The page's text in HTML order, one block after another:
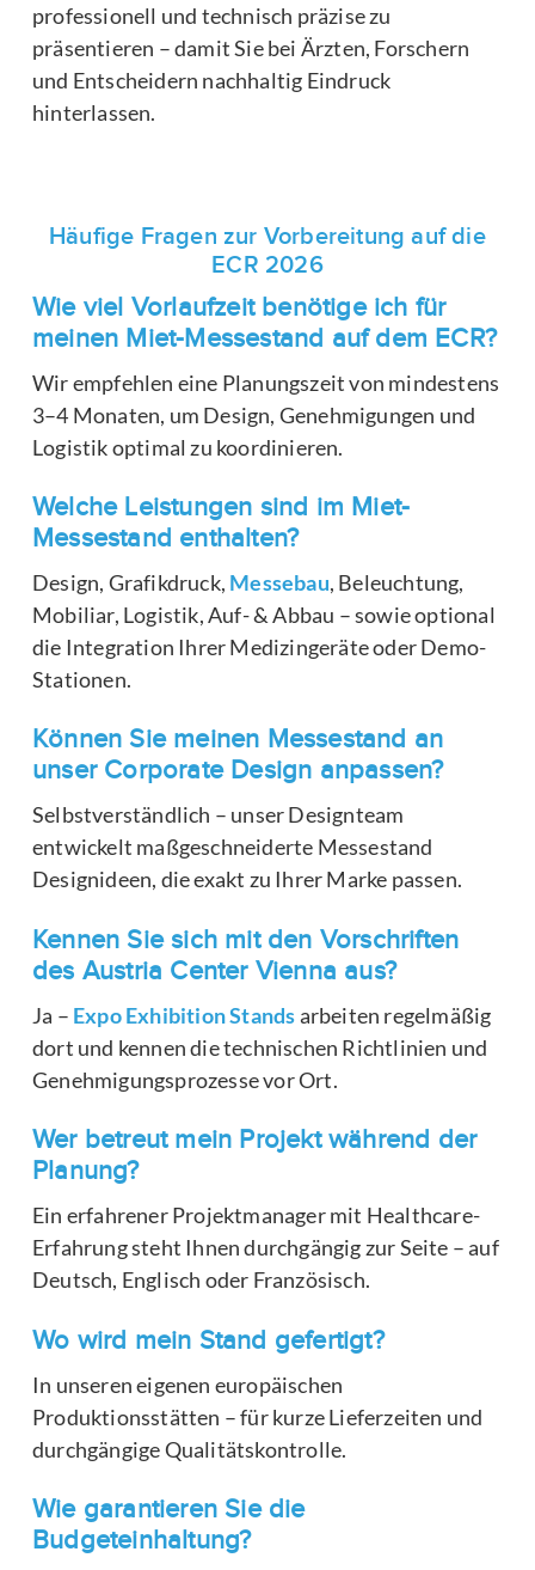
professionell und technisch präzise zu
präsentieren – damit Sie bei Ärzten, Forschern
und Entscheidern nachhaltig Eindruck
hinterlassen.
Häufige Fragen zur Vorbereitung auf die
ECR 2026
Wie viel Vorlaufzeit benötige ich für
meinen Miet-Messestand auf dem ECR?
Wir empfehlen eine Planungszeit von mindestens
3–4 Monaten, um Design, Genehmigungen und
Logistik optimal zu koordinieren.
Welche Leistungen sind im Miet-
Messestand enthalten?
Design, Grafikdruck, Messebau, Beleuchtung,
Mobiliar, Logistik, Auf- & Abbau – sowie optional
die Integration Ihrer Medizingeräte oder Demo-
Stationen.
Können Sie meinen Messestand an
unser Corporate Design anpassen?
Selbstverständlich – unser Designteam
entwickelt maßgeschneiderte Messestand
Designideen, die exakt zu Ihrer Marke passen.
Kennen Sie sich mit den Vorschriften
des Austria Center Vienna aus?
Ja – Expo Exhibition Standsarbeiten regelmäßig
dort und kennen die technischen Richtlinien und
Genehmigungsprozesse vor Ort.
Wer betreut mein Projekt während der
Planung?
Ein erfahrener Projektmanager mit Healthcare-
Erfahrung steht Ihnen durchgängig zur Seite – auf
Deutsch, Englisch oder Französisch.
Wo wird mein Stand gefertigt?
In unseren eigenen europäischen
Produktionsstätten – für kurze Lieferzeiten und
durchgängige Qualitätskontrolle.
Wie garantieren Sie die
Budgeteinhaltung?